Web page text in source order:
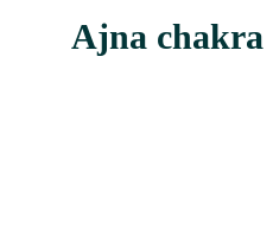
Ajna chakra